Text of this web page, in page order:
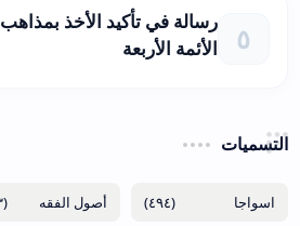
رسالة في تأكيد الأخذ بمذاهب
الأئمة الأربعة
التسميات
(٤٩٤) (٢٢٣)